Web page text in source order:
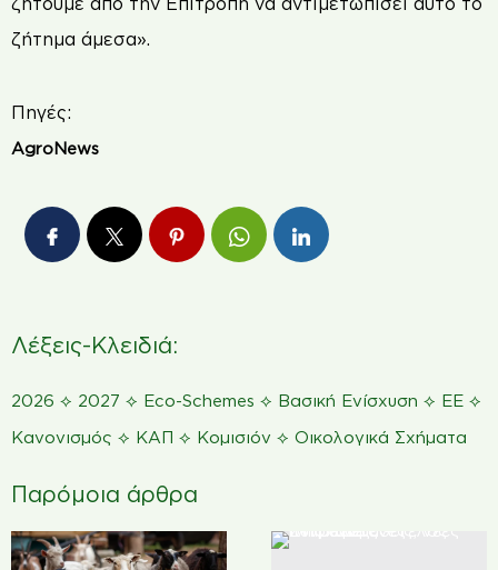
ζήτημα άμεσα».
Πηγές:
AgroNews
Λέξεις-Κλειδιά:
2026 ⟡ 2027 ⟡ Eco-Schemes ⟡ Βασική Ενίσχυση ⟡ ΕΕ ⟡
Κανονισμός ⟡ ΚΑΠ ⟡ Κομισιόν ⟡ Οικολογικά Σχήματα
Παρόμοια άρθρα